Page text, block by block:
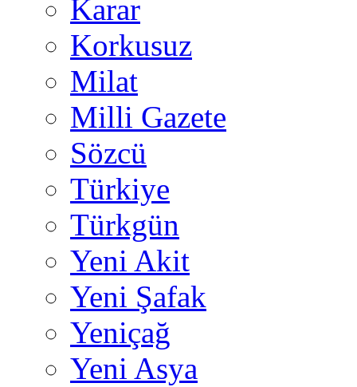
Karar
Korkusuz
Milat
Milli Gazete
Sözcü
Türkiye
Türkgün
Yeni Akit
Yeni Şafak
Yeniçağ
Yeni Asya